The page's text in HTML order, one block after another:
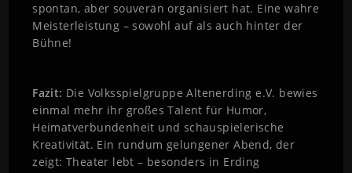
spontan, aber souverän organisiert hat. Eine wahre
Meisterleistung – sowohl auf als auch hinter der
Bühne!
Fazit: Die Volksspielgruppe Altenerding e.V. bewies
einmal mehr ihr großes Talent für Humor,
Heimatverbundenheit und schauspielerische
Kreativität. Ein rundum gelungener Abend, der
zeigt: Theater lebt – besonders in Erding